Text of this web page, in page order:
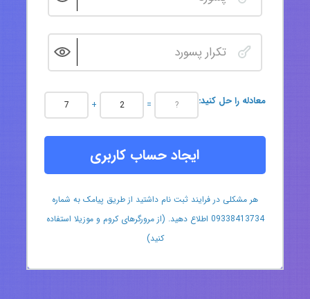
:معادله را حل کنید + =
ایجاد حساب کاربری
هر مشکلی در فرایند ثبت نام داشتید از طریق پیامک به شماره
09338413734 اطلاع دهید. (از مرورگرهای کروم و موزیلا استفاده
کنید)